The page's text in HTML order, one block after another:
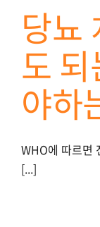
당뇨
도
야하
WHO에 따르면
[...]